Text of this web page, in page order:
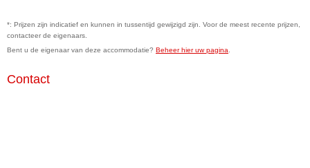
*: Prijzen zijn indicatief en kunnen in tussentijd gewijzigd zijn. Voor de meest recente prijzen,
contacteer de eigenaars.
Bent u de eigenaar van deze accommodatie? Beheer hier uw pagina
Contact